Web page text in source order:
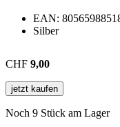
EAN:
Silber
CHF 9,00
jetzt kaufen
Noch 9 Stück am Lager